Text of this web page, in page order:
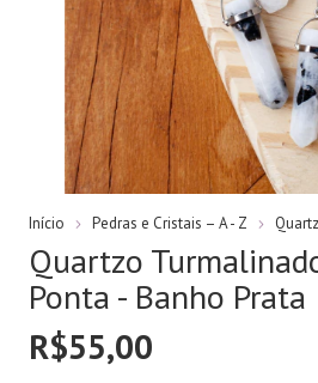
Início Pedras e Cristais – A - Z
Quartzo
Ponta - Banho Prata
R$55,00